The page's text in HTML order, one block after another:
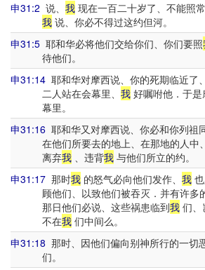
申31:2 说、 我 现在一百二十岁了、不能照
我说、你必不得过这约但河。
申31:5 耶和华必将他们交给你们、你们要照
待他们。
申31:14 耶和华对摩西说、你的死期临近了
二人站在会幕里、 我好嘱咐他．于是
幕里。
申31:16 耶和华又对摩西说、你必和你列祖
在他们所要去的地上、在那地的人中
离弃我、违背我与他们所立的约。
申31:17 那时我 的怒气必向他们发作、 我
顾他们、以致他们被吞灭．并有许多
那日他们必说、这些祸患临到我们、
不在我们中间么。
申31:18 那时、因他们偏向别神所行的一切恶
们。